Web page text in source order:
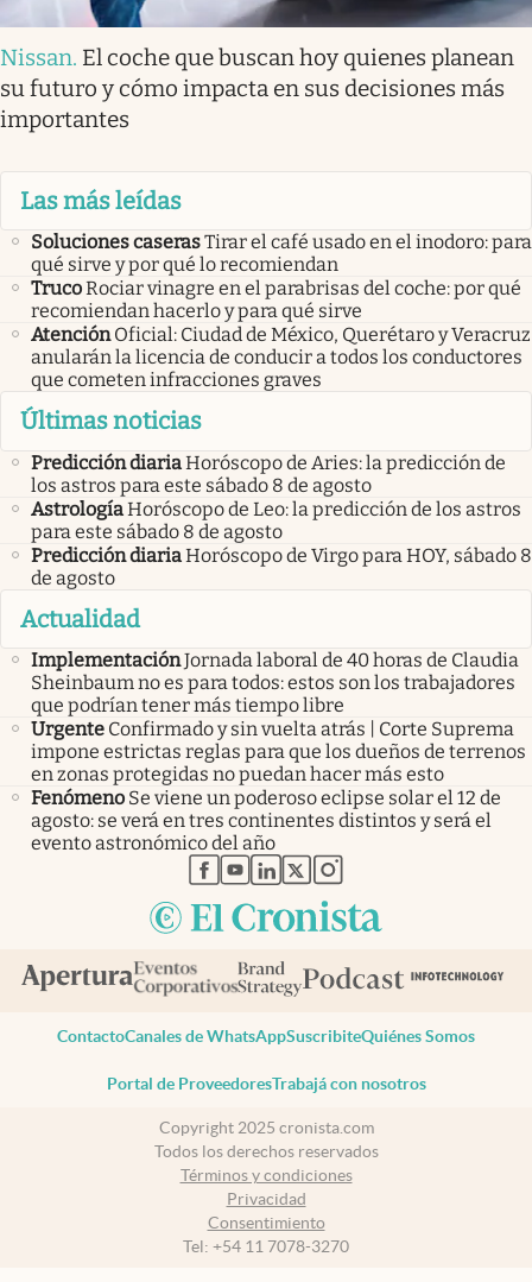
Nissan. El coche que buscan hoy quienes planean
su futuro y cómo impacta en sus decisiones más
importantes
Las más leídas
Soluciones caserasTirar el café usado en el inodoro: para
qué sirve y por qué lo recomiendan
TrucoRociar vinagre en el parabrisas del coche: por qué
recomiendan hacerlo y para qué sirve
Atención Oficial: Ciudad de México, Querétaro y Veracruz
anularán la licencia de conducir a todos los conductores
que cometen infracciones graves
Últimas noticias
Predicción diariaHoróscopo de Aries: la predicción de
los astros para este sábado 8 de agosto
AstrologíaHoróscopo de Leo: la predicción de los astros
para este sábado 8 de agosto
Predicción diariaHoróscopo de Virgo para HOY, sábado 8
de agosto
Actualidad
ImplementaciónJornada laboral de 40 horas de Claudia
Sheinbaum no es para todos: estos son los trabajadores
que podrían tener más tiempo libre
Urgente Confirmado y sin vuelta atrás | Corte Suprema
impone estrictas reglas para que los dueños de terrenos
en zonas protegidas no puedan hacer más esto
Fenómeno Se viene un poderoso eclipse solar el 12 de
agosto: se verá en tres continentes distintos y será el
evento astronómico del año
abre en nueva pestaña
abre en nueva pestaña
abre en nueva pestaña
abre en nueva pestaña
abre en nueva pestaña
ContactoCanales de WhatsAppSuscribiteQuiénes Somos
Portal de ProveedoresTrabajá con nosotros
Copyright 2025 cronista.com
Todos los derechos reservados
Términos y condiciones
Privacidad
Consentimiento
Tel: +54 11 7078-3270